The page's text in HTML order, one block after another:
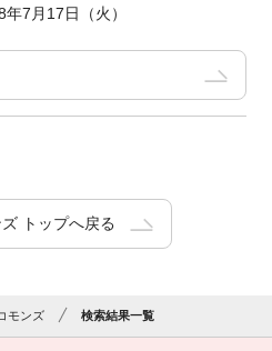
7月17日（火）
トップへ戻る
モンズ 検索結果一覧